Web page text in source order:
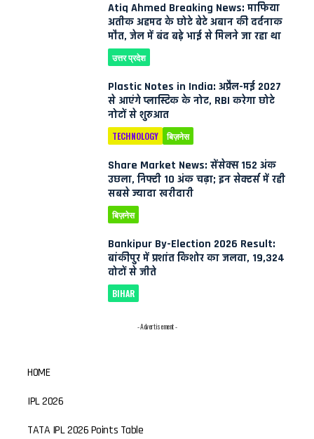
Atiq Ahmed Breaking News: माफिया
अतीक अहमद के छोटे बेटे अबान की दर्दनाक
मौत, जेल में बंद बड़े भाई से मिलने जा रहा था
उत्तर प्रदेश
Plastic Notes in India: अप्रैल-मई 2027
से आएंगे प्लास्टिक के नोट, RBI करेगा छोटे
नोटों से शुरुआत
TECHNOLOGY बिज़नेस
Share Market News: सेंसेक्स 152 अंक
उछला, निफ्टी 10 अंक चढ़ा; इन सेक्टर्स में रही
सबसे ज्यादा खरीदारी
बिज़नेस
Bankipur By-Election 2026 Result:
बांकीपुर में प्रशांत किशोर का जलवा, 19,324
वोटों से जीते
BIHAR
- Advertisement -
HOME
IPL 2026
TATA IPL 2026 Points Table